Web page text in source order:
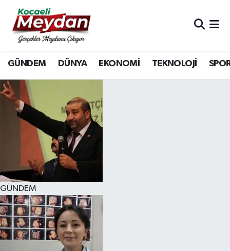
GÜNDEM DÜNYA EKONOMİ TEKNOLOJİ
GÜNDEM
Nöbetçi Eczaneler
Hava Durumu
Trafik Durumu
Süper Lig Puan Durumu ve Fikstür
Tüm Manşetler
Son Dakika Haberleri
Haber Arşivi